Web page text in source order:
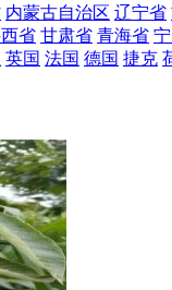
内蒙古自治区 辽宁省
省 甘肃省 青海省
英国 法国 德国 捷克